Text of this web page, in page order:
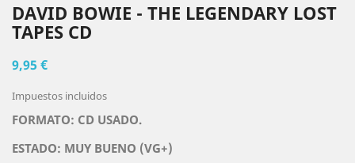
DAVID BOWIE - THE LEGENDARY LOST
TAPES CD
9,95 €
Impuestos incluidos
FORMATO: CD USADO.
ESTADO: MUY BUENO (VG+)